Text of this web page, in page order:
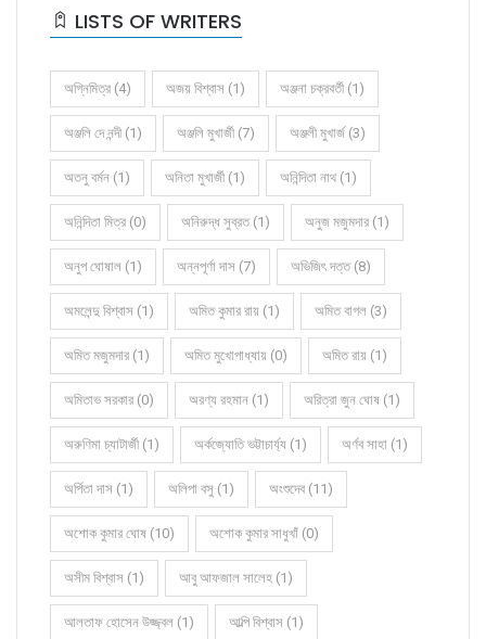
LISTS OF WRITERS
অগ্নিমিত্র (4) অজয় বিশ্বাস (1) অঞ্জনা চক্রবর্তী (1)
অঞ্জলি দে নন্দী (1) অঞ্জলি মুখার্জী (7) অঞ্জলী মুখার্জ (3)
অতনু বর্মন (1) অনিতা মুখার্জী (1) অনিন্দিতা নাথ (1)
অনিন্দিতা মিত্র (0) অনিরুদ্ধ সুব্রত (1) অনুজ মজুমদার (1)
অনুপ ঘোষাল (1) অন্নপূর্ণা দাস (7) অভিজিৎ দত্ত (8)
অমলেন্দু বিশ্বাস (1) অমিত কুমার রায় (1) অমিত বাগল (3)
অমিত মজুমদার (1) অমিত মুখোপাধ্যায় (0) অমিত রায় (1)
অমিতাভ সরকার (0) অরণ্য রহমান (1) অরিত্রা জুন ঘোষ (1)
অরুণিমা চ্যাটার্জী (1) অর্কজ্যোতি ভট্টাচার্য্য (1) অর্ণব সাহা (1)
অর্পিতা দাস (1) অলিপা বসু (1) অংশুদেব (11)
অশোক কুমার ঘোষ (10) অশোক কুমার সাধুখাঁ (0)
অসীম বিশ্বাস (1) আবু আফজাল সালেহ (1)
আলতাফ হোসেন উজ্জ্বল (1) আল্পি বিশ্বাস (1)